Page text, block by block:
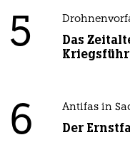
5
Das
6 Antifas in
Der